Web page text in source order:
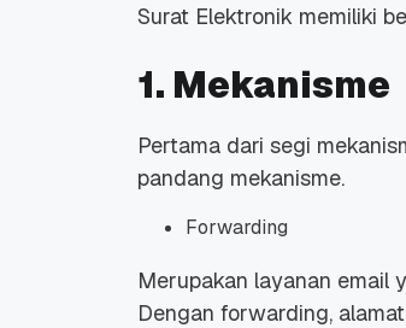
Surat Elektronik memiliki
1. Mekanisme
Pertama dari segi
pandang mekanisme.
Forwarding
Merupakan layanan email
Dengan forwarding,